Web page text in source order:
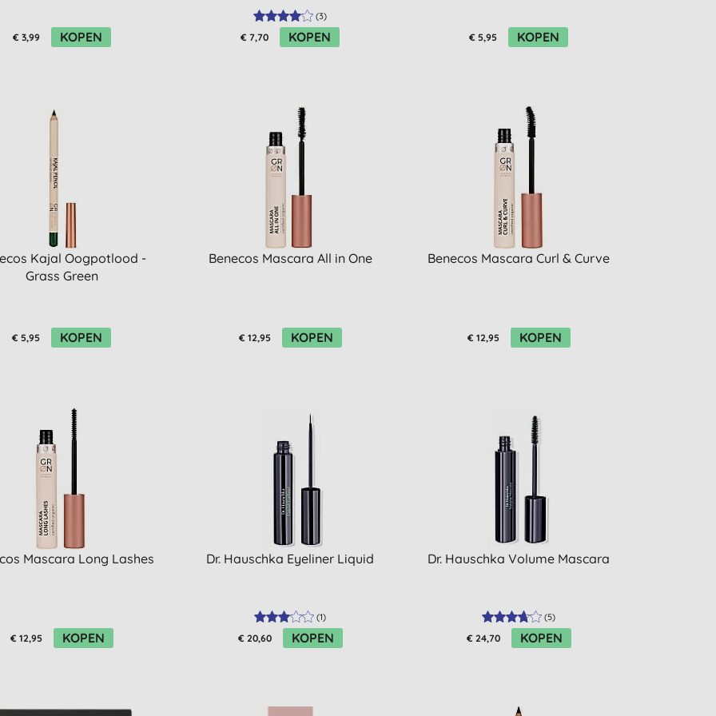
€ 3,99 KOPEN
(3)
€ 7,70 KOPEN € 5,95 KOPEN
Kajal Oogpotlood -
Grass Green
€ 5,95 KOPEN
Benecos Mascara All in One
€ 12,95 KOPEN
Benecos Mascara Curl & Curve
€ 12,95 KOPEN
Mascara Long Lashes
€ 12,95 KOPEN
Dr. Hauschka Eyeliner Liquid
(1)
€ 20,60 KOPEN
Dr. Hauschka Volume Mascara
(5)
€ 24,70 KOPEN